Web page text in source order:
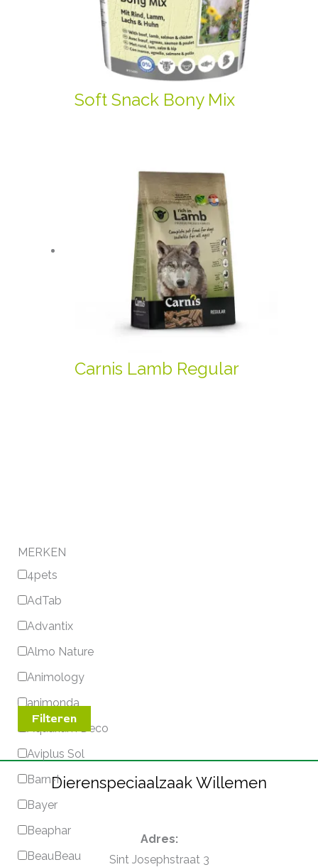
Soft Snack Bony Mix
Carnis Lamb Regular
MERKEN
4pets
AdTab
Advantix
Almo Nature
Animology
animonda
Aquarium Deco
Aviplus Sol
Barn-I
Bayer
Beaphar
BeauBeau
Filteren
Dierenspeciaalzaak Willemen
Adres:
Sint Josephstraat 3